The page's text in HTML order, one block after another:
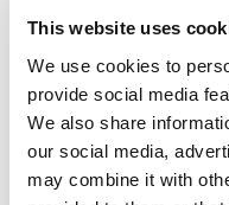
This website uses
We use cookies to
provide social media
We also share
our social media,
may combine it with
Eine unbesorgte